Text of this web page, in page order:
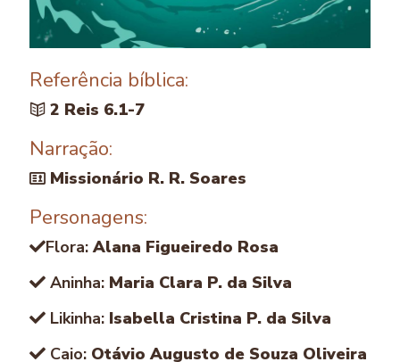
Referência bíblica:
2 Reis 6.1-7
Narração:
Missionário R. R. Soares
Personagens:
Flora:Alana Figueiredo Rosa
Aninha: Maria Clara P. da Silva
Likinha: Isabella Cristina P. da Silva
Caio: Otávio Augusto de Souza Oliveira